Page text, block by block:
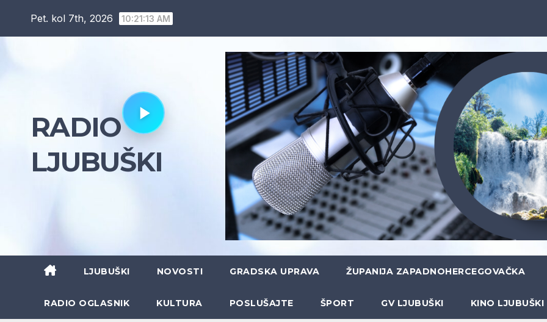
Pet. kol 7th, 2026 10:21:14 AM
RADIO
LJUBUŠKI
LJUBUŠKI NOVOSTI GRADSKA UPRAVA ŽUPANIJA ZAPADNOHERCEGOVAČKA
RADIO OGLASNIK KULTURA POSLUŠAJTE ŠPORT GV LJUBUŠKI KINO LJUBUŠKI